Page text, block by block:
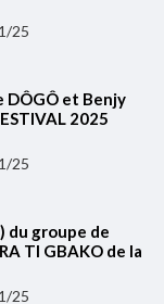
25
DÔGÔ et Benjy
2025
25
du groupe de
TI GBAKO de la
2025
25